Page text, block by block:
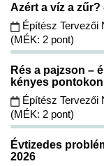
Azért a víz a
Építész Tervezői
(MÉK: 2 pont)
Rés a pajzson –
kényes pontokon
Építész Tervezői
(MÉK: 2 pont)
Évtizedes
2026